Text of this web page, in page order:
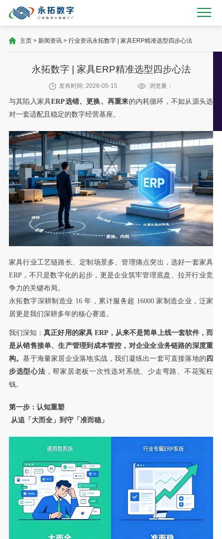
主页> 新闻资讯> 行业资讯永拓数字 | 家具ERP精准选型四步心法
永拓数字 | 家具ERP精准选型四步心法
发布时间: 2026-05-15 浏览量：
与其陷入家具ERP选错、更换、再重来的内耗循环，不如从源头选
对一套适配且稳定的数字经营基座。
家具行业工艺链路长、定制场景多、管理痛点突出，选好一套家具
ERP，不只是数字化的起步，更是企业筑牢管理底盘、拉开行业竞
争力的关键布局。
永拓数字深耕制造业 16 年，累计服务超 16000 家制造企业，泛家
居更是我们深耕多年的核心赛道。
我们深知：真正好用的家具 ERP，从来不是简单上线一套软件，而
是从销售接单、生产管理到成本管控，对企业全业务链路的深度重
构。基于海量家居企业落地实战，我们凝练出一套可直接落地的 四
步选型心法 ，帮家居老板一次性选对系统、少走弯路、不花冤枉
钱。
第一步： 认知重塑
从追「大而全」到守「准而稳」